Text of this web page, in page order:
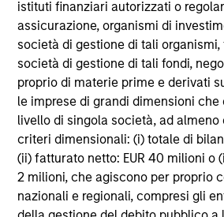
istituti finanziari autorizzati o
assicurazione, organismi di
società di gestione di tali
società di gestione di tali fondi,
proprio di materie prime e derivati
le imprese di grandi dimensioni che
livello di singola società, ad almeno
criteri dimensionali: (i) totale di
(ii) fatturato netto: EUR 40 milioni o
2 milioni, che agiscono per proprio
nazionali e regionali, compresi gli
tempestivi, condividiamo le nostre
con i clienti attraverso conferenze,
leadership di pensiero.
Impegno per la
sostenibilità²
La nostra filosofia d’investimento